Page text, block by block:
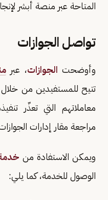
المتاحة عبر منصة أبشر
تواصل الجوازات
وأوضحت الجوازات، عبر
تتيح للمستفيدين من
معاملاتهم التي تعذّر
مراجعة مقار إدارات
ويمكن الاستفادة من
الوصول للخدمة، كما يلي: